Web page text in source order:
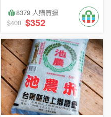
8379 人購買過
$400 $352